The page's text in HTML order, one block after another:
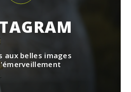
aux belles images